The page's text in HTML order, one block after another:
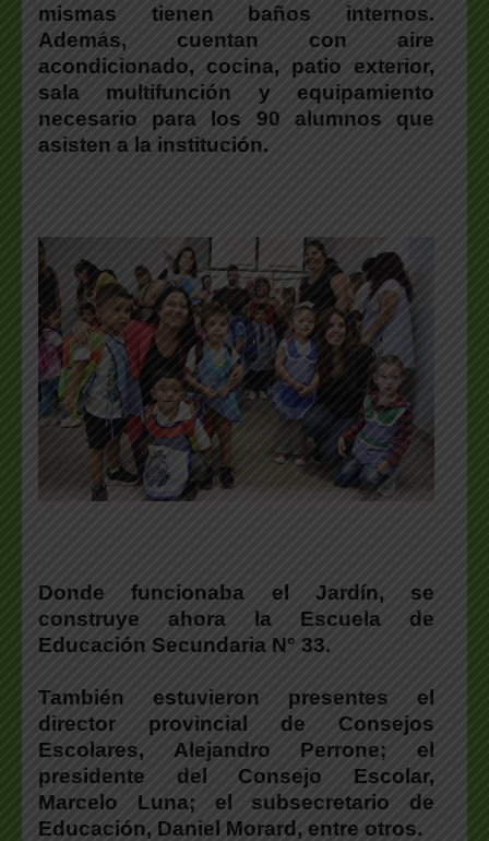
mismas tienen baños internos.
Además, cuentan con aire
acondicionado, cocina, patio exterior,
sala multifunción y equipamiento
necesario para los 90 alumnos que
asisten a la institución.
Donde funcionaba el Jardín, se
construye ahora la Escuela de
Educación Secundaria N° 33.
También estuvieron presentes el
director provincial de Consejos
Escolares, Alejandro Perrone; el
presidente del Consejo Escolar,
Marcelo Luna; el subsecretario de
Educación, Daniel Morard, entre otros.